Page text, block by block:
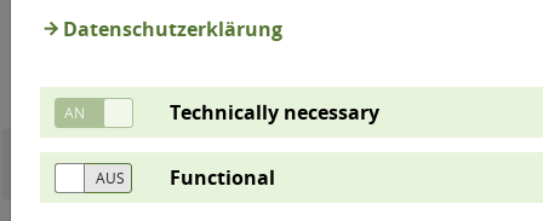
Jahresniederschlag
1990
2025
Differenz
1990
Bad
Lauchstädt
361 381
Datenschutzerklärung
Technically necessary
Functional